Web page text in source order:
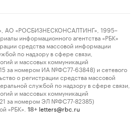
«РОСБИЗНЕСКОНСАЛТИНГ», 1995–
информационного агентства «РБК»
средства массовой информации
по надзору в сфере связи,
и массовых коммуникаций
за номером ИА №ФС77-63848) и сетевого
о регистрации средства массовой
службой по надзору в сфере связи,
и массовых коммуникаций
за номером ЭЛ №ФС77-82385)
«РБК».
18+ letters@rbc.ru